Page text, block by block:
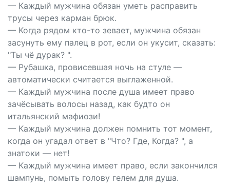
— Каждый мужчина обязан уметь расправить
трусы через карман брюк.
— Когда рядом кто-то зевает, мужчина обязан
засунуть ему палец в рот, если он укусит, сказать:
"Ты чё дурак? ".
— Рубашка, провисевшая ночь на стуле —
автоматически считается выглаженной.
— Каждый мужчина после душа имеет право
зачёсывать волосы назад, как будто он
итальянский мафиози!
— Каждый мужчина должен помнить тот момент,
когда он угадал ответ в "Что? Где, Когда? ", а
знатоки — нет!
— Каждый мужчина имеет право, если закончился
шампунь, помыть голову гелем для душа.